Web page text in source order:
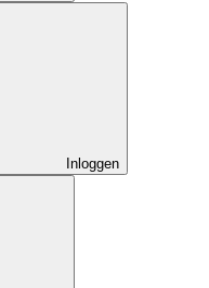
Inloggen